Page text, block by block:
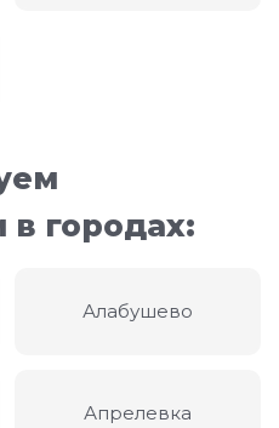
в городах:
Алабушево
Апрелевка